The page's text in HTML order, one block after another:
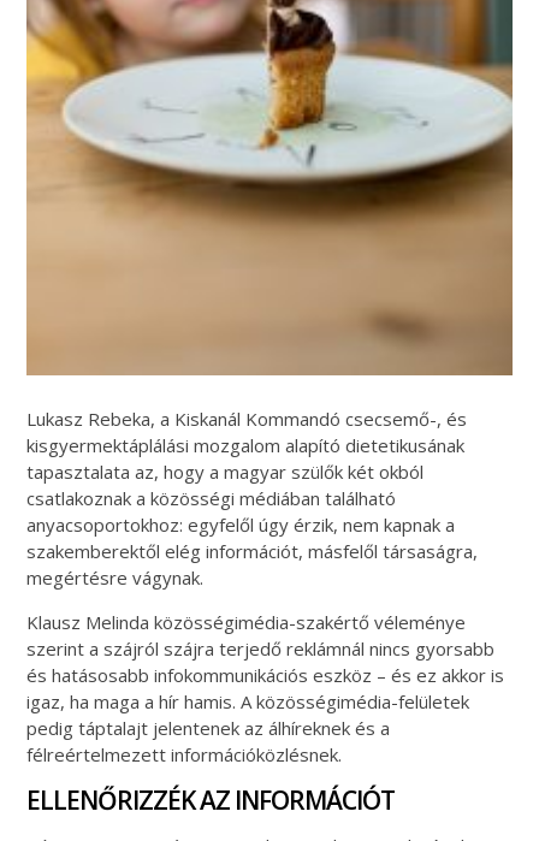
Lukasz Rebeka, a Kiskanál Kommandó csecsemő-, és
kisgyermektáplálási mozgalom alapító dietetikusának
tapasztalata az, hogy a magyar szülők két okból
csatlakoznak a közösségi médiában található
anyacsoportokhoz: egyfelől úgy érzik, nem kapnak a
szakemberektől elég információt, másfelől társaságra,
megértésre vágynak.
Klausz Melinda közösségimédia-szakértő véleménye
szerint a szájról szájra terjedő reklámnál nincs gyorsabb
és hatásosabb infokommunikációs eszköz – és ez akkor is
igaz, ha maga a hír hamis. A közösségimédia-felületek
pedig táptalajt jelentenek az álhíreknek és a
félreértelmezett információközlésnek.
ELLENŐRIZZÉK AZ INFORMÁCIÓT